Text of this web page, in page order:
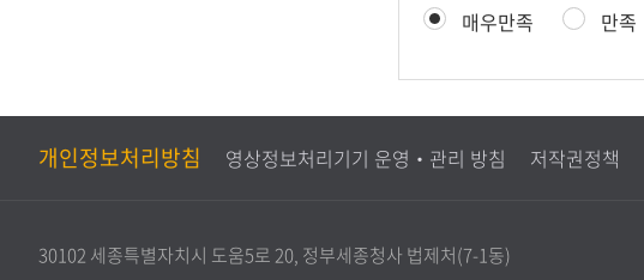
츠
족
도
사
만
족
가
매우만족 만족
개인정보처리방침 영상정보처리기기 운영‧관리 방침 저작권정책
30102 세종특별자치시 도움5로 20, 정부세종청사 법제처(7-1동)